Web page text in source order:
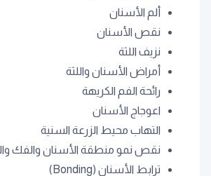
ألم الأسنان
نقص الأسنان
نزيف اللثة
أمراض الأسنان واللثة
رائحة الفم الكريهة
اعوجاج الأسنان
التهاب محيط الزرعة السنية
نقص نمو منطقة الأسنان والفك
ترابط الأسنان (Bonding)